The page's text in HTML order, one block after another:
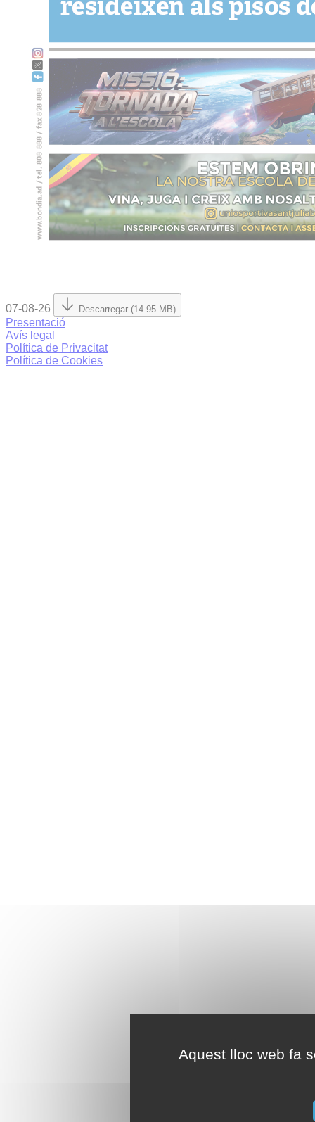
Aquest lloc web fa
07-08-26 Descarregar (14.95 MB)
Presentació
Avís legal
Política de Privacitat
Política de Cookies